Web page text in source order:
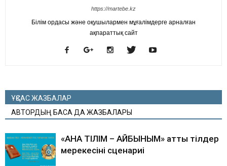
https://martebe.kz
Білім ордасы және оқушылармен мұғалімдерге арналған
ақпараттық сайт
ҰҚСАС ЖАЗБАЛАР
АВТОРДЫҢ БАСҚА ДА ЖАЗБАЛАРЫ
«АНА ТІЛІМ – АЙБЫНЫМ» атты тілдер
мерекесінің сценариі